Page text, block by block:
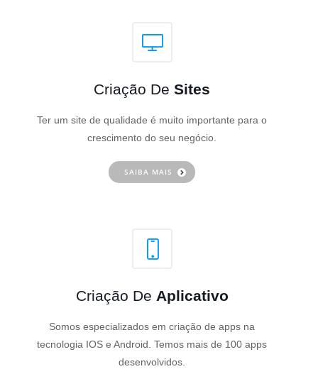
Criação De Sites
Ter um site de qualidade é muito importante para o
crescimento do seu negócio.
SAIBA MAIS
Criação De Aplicativo
Somos especializados em criação de apps na
tecnologia IOS e Android. Temos mais de 100 apps
desenvolvidos.